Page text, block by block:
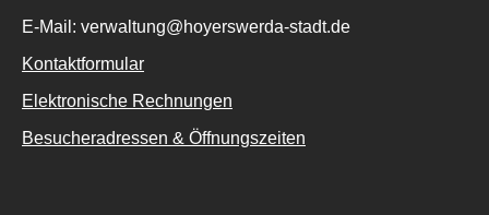
E-Mail: verwaltung@hoyerswerda-stadt.de
Kontaktformular
Elektronische Rechnungen
Besucheradressen & Öffnungszeiten